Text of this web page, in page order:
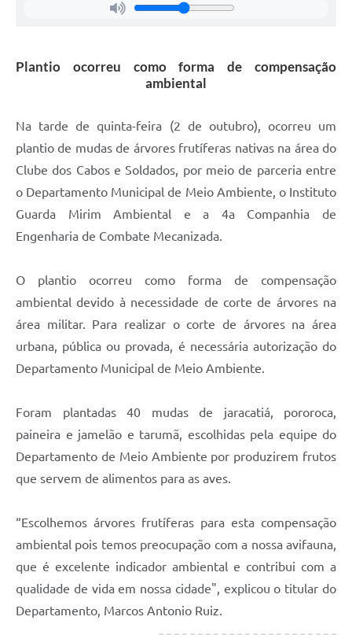
Plantio ocorreu como forma de compensação
ambiental
Na tarde de quinta-feira (2 de outubro), ocorreu um
plantio de mudas de árvores frutíferas nativas na área do
Clube dos Cabos e Soldados, por meio de parceria entre
o Departamento Municipal de Meio Ambiente, o Instituto
Guarda Mirim Ambiental e a 4a Companhia de
Engenharia de Combate Mecanizada.
O plantio ocorreu como forma de compensação
ambiental devido à necessidade de corte de árvores na
área militar. Para realizar o corte de árvores na área
urbana, pública ou provada, é necessária autorização do
Departamento Municipal de Meio Ambiente.
Foram plantadas 40 mudas de jaracatiá, pororoca,
paineira e jamelão e tarumã, escolhidas pela equipe do
Departamento de Meio Ambiente por produzirem frutos
que servem de alimentos para as aves.
“Escolhemos árvores frutíferas para esta compensação
ambiental pois temos preocupação com a nossa avifauna,
que é excelente indicador ambiental e contribui com a
qualidade de vida em nossa cidade", explicou o titular do
Departamento, Marcos Antonio Ruiz.